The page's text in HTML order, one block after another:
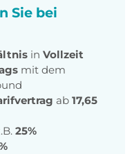
Sie bei
in Vollzeit
mit dem
ab 17,65
25%